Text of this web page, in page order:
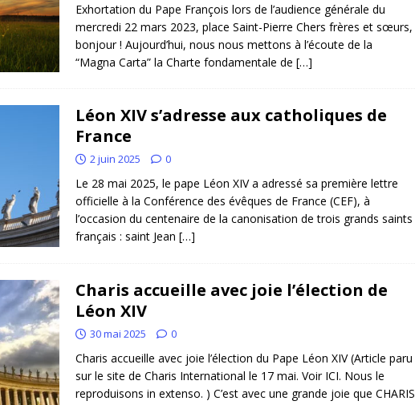
Exhortation du Pape François lors de l’audience générale du
mercredi 22 mars 2023, place Saint-Pierre Chers frères et sœurs,
bonjour ! Aujourd’hui, nous nous mettons à l’écoute de la
“Magna Carta” la Charte fondamentale de […]
Léon XIV s’adresse aux catholiques de
France
2 juin 2025 0
Le 28 mai 2025, le pape Léon XIV a adressé sa première lettre
officielle à la Conférence des évêques de France (CEF), à
l’occasion du centenaire de la canonisation de trois grands saints
français : saint Jean […]
Charis accueille avec joie l’élection de
Léon XIV
30 mai 2025 0
Charis accueille avec joie l’élection du Pape Léon XIV (Article paru
sur le site de Charis International le 17 mai. Voir ICI. Nous le
reproduisons in extenso. ) C’est avec une grande joie que CHARIS